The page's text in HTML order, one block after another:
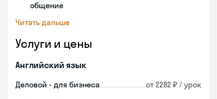
общение
Читать дальше
Услуги и цены
Английский язык
Деловой - для бизнеса от 2282 ₽ / урок